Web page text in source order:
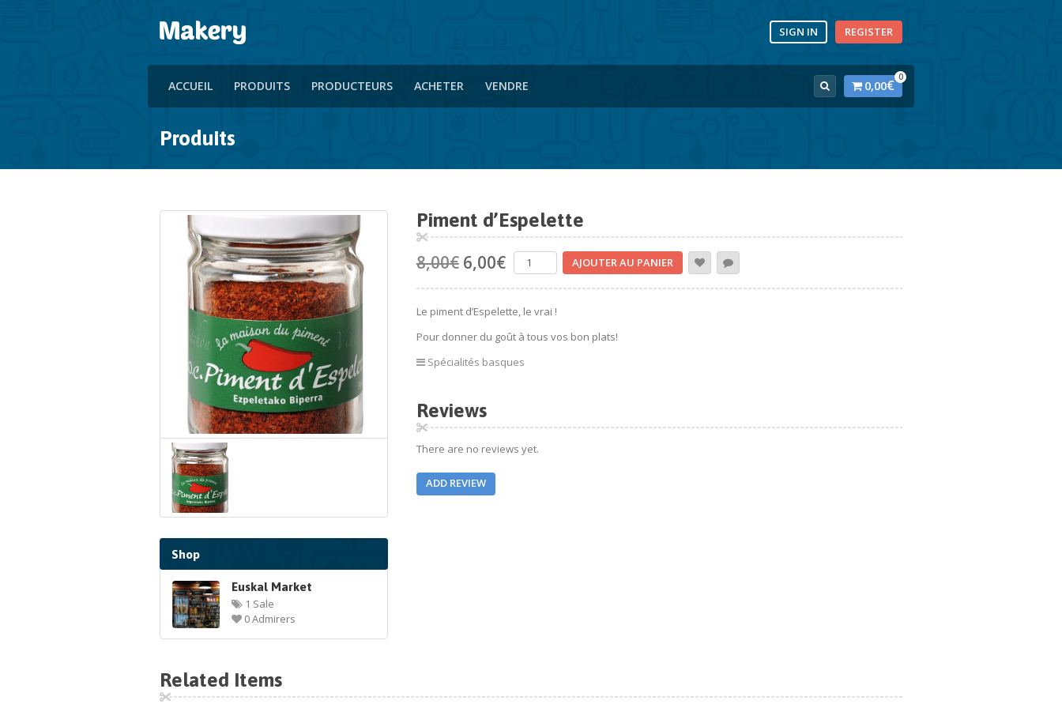
SIGN IN REGISTER
ACCUEIL PRODUITS PRODUCTEURS ACHETER VENDRE 0,00€ 0
Produits
Shop
Euskal Market
1 Sale
0 Admirers
Piment d’Espelette
8,00€ 6,00€ AJOUTER AU PANIER
Le piment d’Espelette, le vrai !
Pour donner du goût à tous vos bon plats!
Spécialités basques
Reviews
There are no reviews yet.
ADD REVIEW
Related Items